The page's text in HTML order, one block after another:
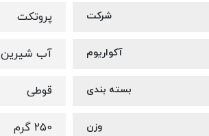
شرکت پروتکت
آکواریوم آب شیرین
بسته بندی قوطی
وزن 250 گرم